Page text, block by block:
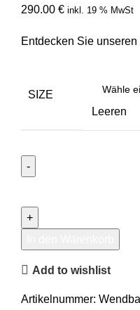
290.00 € inkl. 19 % MwSt
Entdecken Sie
SIZE
Leeren
Luxus
Glattleder
Add to wishlist
Artikelnummer: